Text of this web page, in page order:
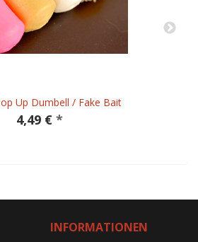
Up Dumbell / Fake Bait
4,49 € *
INFORMATIONEN